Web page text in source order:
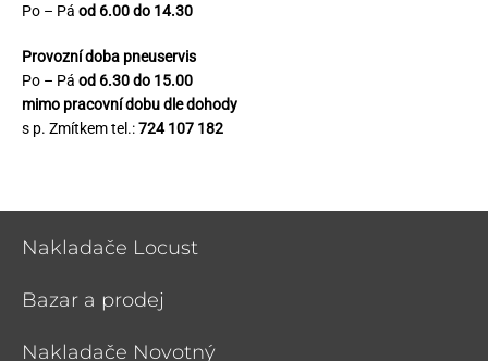
Po – Pá od 6.00 do 14.30
Provozní doba pneuservis
Po – Pá od 6.30 do 15.00
mimo pracovní dobu dle dohody
s p. Zmítkem tel.:724 107 182
Nakladače Locust
Bazar a prodej
Nakladače Novotný